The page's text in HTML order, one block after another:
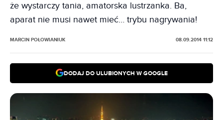
że wystarczy tania, amatorska lustrzanka. Ba,
aparat nie musi nawet mieć… trybu nagrywania!
MARCIN POŁOWIANIUK 08.09.2014 11:12
DODAJ DO ULUBIONYCH W GOOGLE